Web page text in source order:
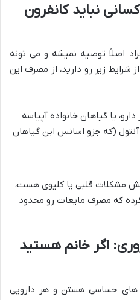
نباید کانفرون
اصلاً توصیه نمیشه و می تونه
زیر رو دارید، از مصرف این
یا گیاهان خانواده آپیاسه
آنتول (که جزو اسانس این گیاهان
مشکلات قلبی یا کلیوی هست،
که مصرف مایعات رو محدود
اگر خانم هستید
های حساسی هستن و هر دارویی